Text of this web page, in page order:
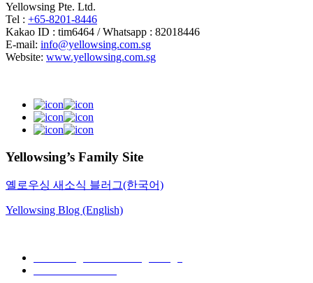
Yellowsing Pte. Ltd.
Tel : +65-8201-8446
Kakao ID : tim6464 / Whatsapp : 82018446
E-mail: info@yellowsing.com.sg
Website: www.yellowsing.com.sg
Yellowsing’s Family Site
옐로우싱 새소식 블러그(한국어)
Yellowsing Blog (English)